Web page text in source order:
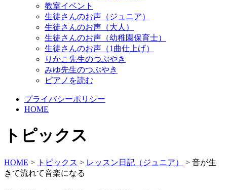
教室イベント
生徒さんのお声（ジュニア）
生徒さんのお声（大人）
生徒さんのお声（幼稚園保育士）
生徒さんのお声（1曲仕上げ）
りかこ先生のつぶやき
みゆ先生のつぶやき
ピアノを読む
プライバシーポリシー
HOME
トピックス
HOME > トピックス > レッスン日記（ジュニア） > 音が生
きて流れて音楽になる